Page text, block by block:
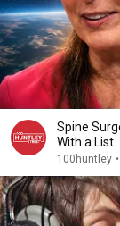
Spine
With a List
100huntley •